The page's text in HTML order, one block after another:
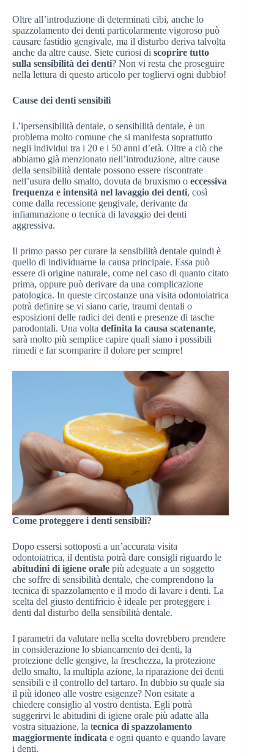
Oltre all’introduzione di determinati cibi, anche lo
spazzolamento dei denti particolarmente vigoroso può
causare fastidio gengivale, ma il disturbo deriva talvolta
anche da altre cause. Siete curiosi di scoprire tutto
sulla sensibilità dei denti? Non vi resta che proseguire
nella lettura di questo articolo per togliervi ogni dubbio!
Cause dei denti sensibili
L’ipersensibilità dentale, o sensibilità dentale, è un
problema molto comune che si manifesta soprattutto
negli individui tra i 20 e i 50 anni d’età. Oltre a ciò che
abbiamo già menzionato nell’introduzione, altre cause
della sensibilità dentale possono essere riscontrate
nell’usura dello smalto, dovuta da bruxismo o eccessiva
frequenza e intensità nel lavaggio dei denti, così
come dalla recessione gengivale, derivante da
infiammazione o tecnica di lavaggio dei denti
aggressiva.
Il primo passo per curare la sensibilità dentale quindi è
quello di individuarne la causa principale. Essa può
essere di origine naturale, come nel caso di quanto citato
prima, oppure può derivare da una complicazione
patologica. In queste circostanze una visita odontoiatrica
potrà definire se vi siano carie, traumi dentali o
esposizioni delle radici dei denti e presenze di tasche
parodontali. Una volta definita la causa scatenante,
sarà molto più semplice capire quali siano i possibili
rimedi e far scomparire il dolore per sempre!
Come proteggere i denti sensibili?
Dopo essersi sottoposti a un’accurata visita
odontoiatrica, il dentista potrà dare consigli riguardo le
abitudini di igiene orale più adeguate a un soggetto
che soffre di sensibilità dentale, che comprendono la
tecnica di spazzolamento e il modo di lavare i denti. La
scelta del giusto dentifricio è ideale per proteggere i
denti dal disturbo della sensibilità dentale.
I parametri da valutare nella scelta dovrebbero prendere
in considerazione lo sbiancamento dei denti, la
protezione delle gengive, la freschezza, la protezione
dello smalto, la multipla azione, la riparazione dei denti
sensibili e il controllo del tartaro. In dubbio su quale sia
il più idoneo alle vostre esigenze? Non esitate a
chiedere consiglio al vostro dentista. Egli potrà
suggerirvi le abitudini di igiene orale più adatte alla
vostra situazione, la tecnica di spazzolamento
maggiormente indicata e ogni quanto e quando lavare
i denti.